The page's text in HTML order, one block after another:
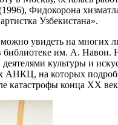
Фидокорона
Узбекистана».
увидеть на многих
библиотеке им. А.
культуры и
АНКЦ, на которых
конца ХХ